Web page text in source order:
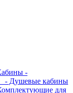
-
- Душевые кабины
для